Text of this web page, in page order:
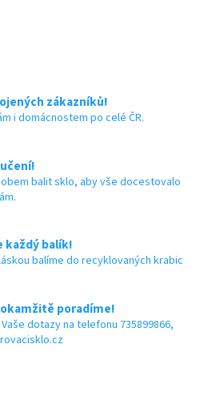
zákazníků!
i domácnostem po celé ČR.
balit sklo, aby vše docestovalo
každý balík!
balíme do recyklovaných krabic
poradíme!
dotazy na telefonu 735899866,